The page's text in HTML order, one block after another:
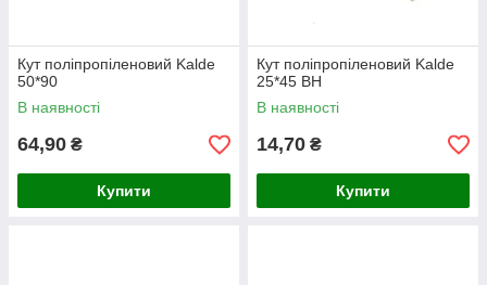
Кут поліпропіленовий Kalde
50*90
В наявності
64,90 ₴
Купити
Кут поліпропіленовий Kalde
25*45 ВН
В наявності
14,70 ₴
Купити